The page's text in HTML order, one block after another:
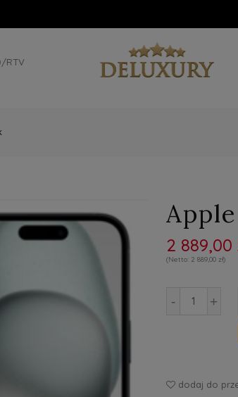
RTV
2 889,00
2 889,00 zł
- +
dodaj do